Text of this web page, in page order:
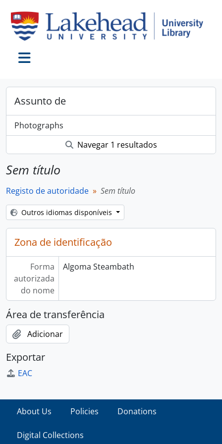
Assunto de
Photographs
Navegar 1 resultados
Sem título
Registo de autoridade Sem título
Outros idiomas disponíveis
Zona de identificação
Forma
autorizada
do nome
Algoma Steambath
Área de transferência
Adicionar
Exportar
EAC
About Us Policies Donations
Digital Collections